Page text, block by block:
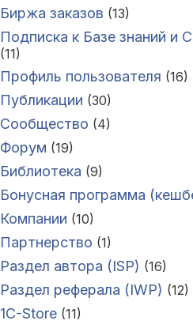
Биржа заказов (13)
Подписка к Базе знаний и
(11)
Профиль пользователя (16)
Публикации (30)
Сообщество (4)
Форум (19)
Библиотека (9)
Бонусная программа
Компании (10)
Партнерство (1)
Раздел автора (ISP) (16)
Раздел реферала (IWP) (12)
1C-Store (11)